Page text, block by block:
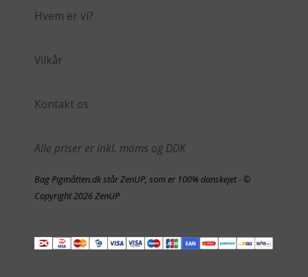
Hvem er vi?
Vilkår
Kontakt os
Alle priser er inkl. moms og DDK
Bag Pigmåtten.dk står ZenUP, som er 100% danskejet - ©
Copyright 2026 ZenUP